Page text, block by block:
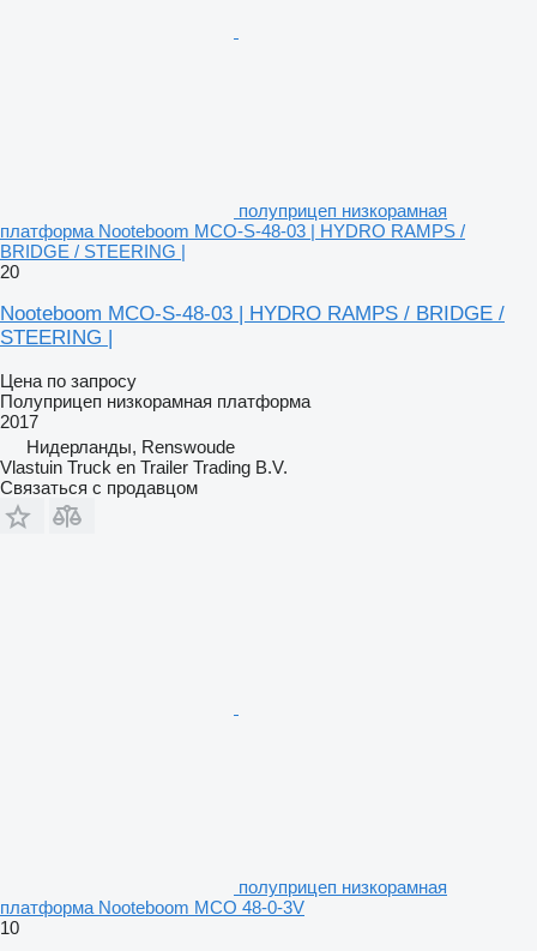
полуприцеп низкорамная
платформа Nooteboom MCO-S-48-03 | HYDRO RAMPS /
BRIDGE / STEERING |
20
Nooteboom MCO-S-48-03 | HYDRO RAMPS / BRIDGE /
STEERING |
Цена по запросу
Полуприцеп низкорамная платформа
2017
Нидерланды, Renswoude
Vlastuin Truck en Trailer Trading B.V.
Связаться с продавцом
полуприцеп низкорамная
платформа Nooteboom MCO 48-0-3V
10